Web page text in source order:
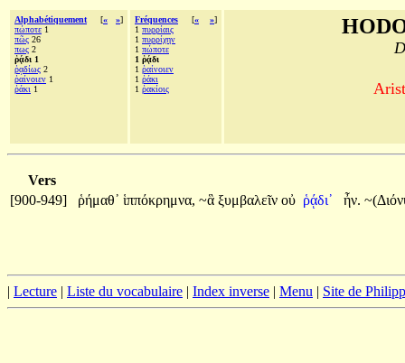
Alphabétiquement [« »]
πώποτε 1
πῶς 26
πως 2
ῥᾴδι 1
ῥᾳδίως 2
ῥαίνοιεν 1
ῥάκι 1
Fréquences [« »]
1 πυρρίαις
1 πυρρίχην
1 πώποτε
1 ῥᾴδι
1 ῥαίνοιεν
1 ῥάκι
1 ῥακίοις
Vers
[900-949]
ῥήμαθ᾽ ἱππόκρημνα, ~ἃ ξυμβαλεῖν οὐ ῥᾴδι᾽ ἦν.
| Lecture | Liste du vocabulaire | Index inverse | Menu | Site de